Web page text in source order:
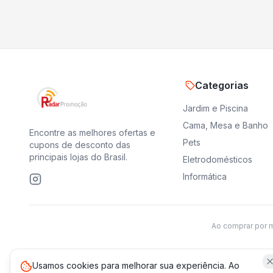
Encontre as melhores ofertas e
cupons de desconto das
principais lojas do Brasil.
Categorias
Jardim e Piscina
Cama, Mesa e Banho
Pets
Eletrodomésticos
Informática
Ao comprar por
Usamos cookies para melhorar sua experiência. Ao